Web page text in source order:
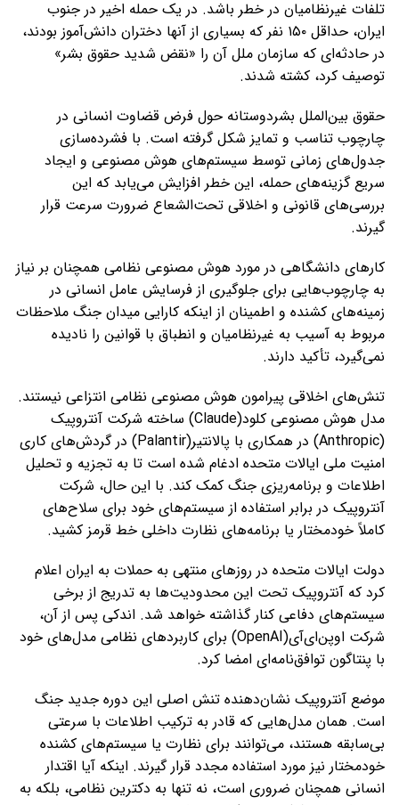
تلفات غیرنظامیان در خطر باشد. در یک حمله اخیر در جنوب
ایران، حداقل ۱۵۰ نفر که بسیاری از آنها دختران دانش‌آموز بودند،
در حادثه‌ای که سازمان ملل آن را «نقض شدید حقوق بشر»
توصیف کرد، کشته شدند.
حقوق بین‌الملل بشردوستانه حول فرض قضاوت انسانی در
چارچوب تناسب و تمایز شکل گرفته است. با فشرده‌سازی
جدول‌های زمانی توسط سیستم‌های هوش مصنوعی و ایجاد
سریع گزینه‌های حمله، این خطر افزایش می‌یابد که این
بررسی‌های قانونی و اخلاقی تحت‌الشعاع ضرورت سرعت قرار
گیرند.
کارهای دانشگاهی در مورد هوش مصنوعی نظامی همچنان بر نیاز
به چارچوب‌هایی برای جلوگیری از فرسایش عامل انسانی در
زمینه‌های کشنده و اطمینان از اینکه کارایی میدان جنگ ملاحظات
مربوط به آسیب به غیرنظامیان و انطباق با قوانین را نادیده
نمی‌گیرد، تأکید دارند.
تنش‌های اخلاقی پیرامون هوش مصنوعی نظامی انتزاعی نیستند.
مدل هوش مصنوعی کلود(Claude) ساخته شرکت آنتروپیک
(Anthropic) در همکاری با پالانتیر(Palantir) در گردش‌های کاری
امنیت ملی ایالات متحده ادغام شده است تا به تجزیه و تحلیل
اطلاعات و برنامه‌ریزی جنگ کمک کند. با این حال، شرکت
آنتروپیک در برابر استفاده از سیستم‌های خود برای سلاح‌های
کاملاً خودمختار یا برنامه‌های نظارت داخلی خط قرمز کشید.
دولت ایالات متحده در روزهای منتهی به حملات به ایران اعلام
کرد که آنتروپیک تحت این محدودیت‌ها به تدریج از برخی
سیستم‌های دفاعی کنار گذاشته خواهد شد. اندکی پس از آن،
شرکت اوپن‌ای‌آی(OpenAI) برای کاربردهای نظامی مدل‌های خود
با پنتاگون توافق‌نامه‌ای امضا کرد.
موضع آنتروپیک نشان‌دهنده تنش اصلی این دوره جدید جنگ
است. همان مدل‌هایی که قادر به ترکیب اطلاعات با سرعتی
بی‌سابقه هستند، می‌توانند برای نظارت یا سیستم‌های کشنده
خودمختار نیز مورد استفاده مجدد قرار گیرند. اینکه آیا اقتدار
انسانی همچنان ضروری است، نه تنها به دکترین نظامی، بلکه به